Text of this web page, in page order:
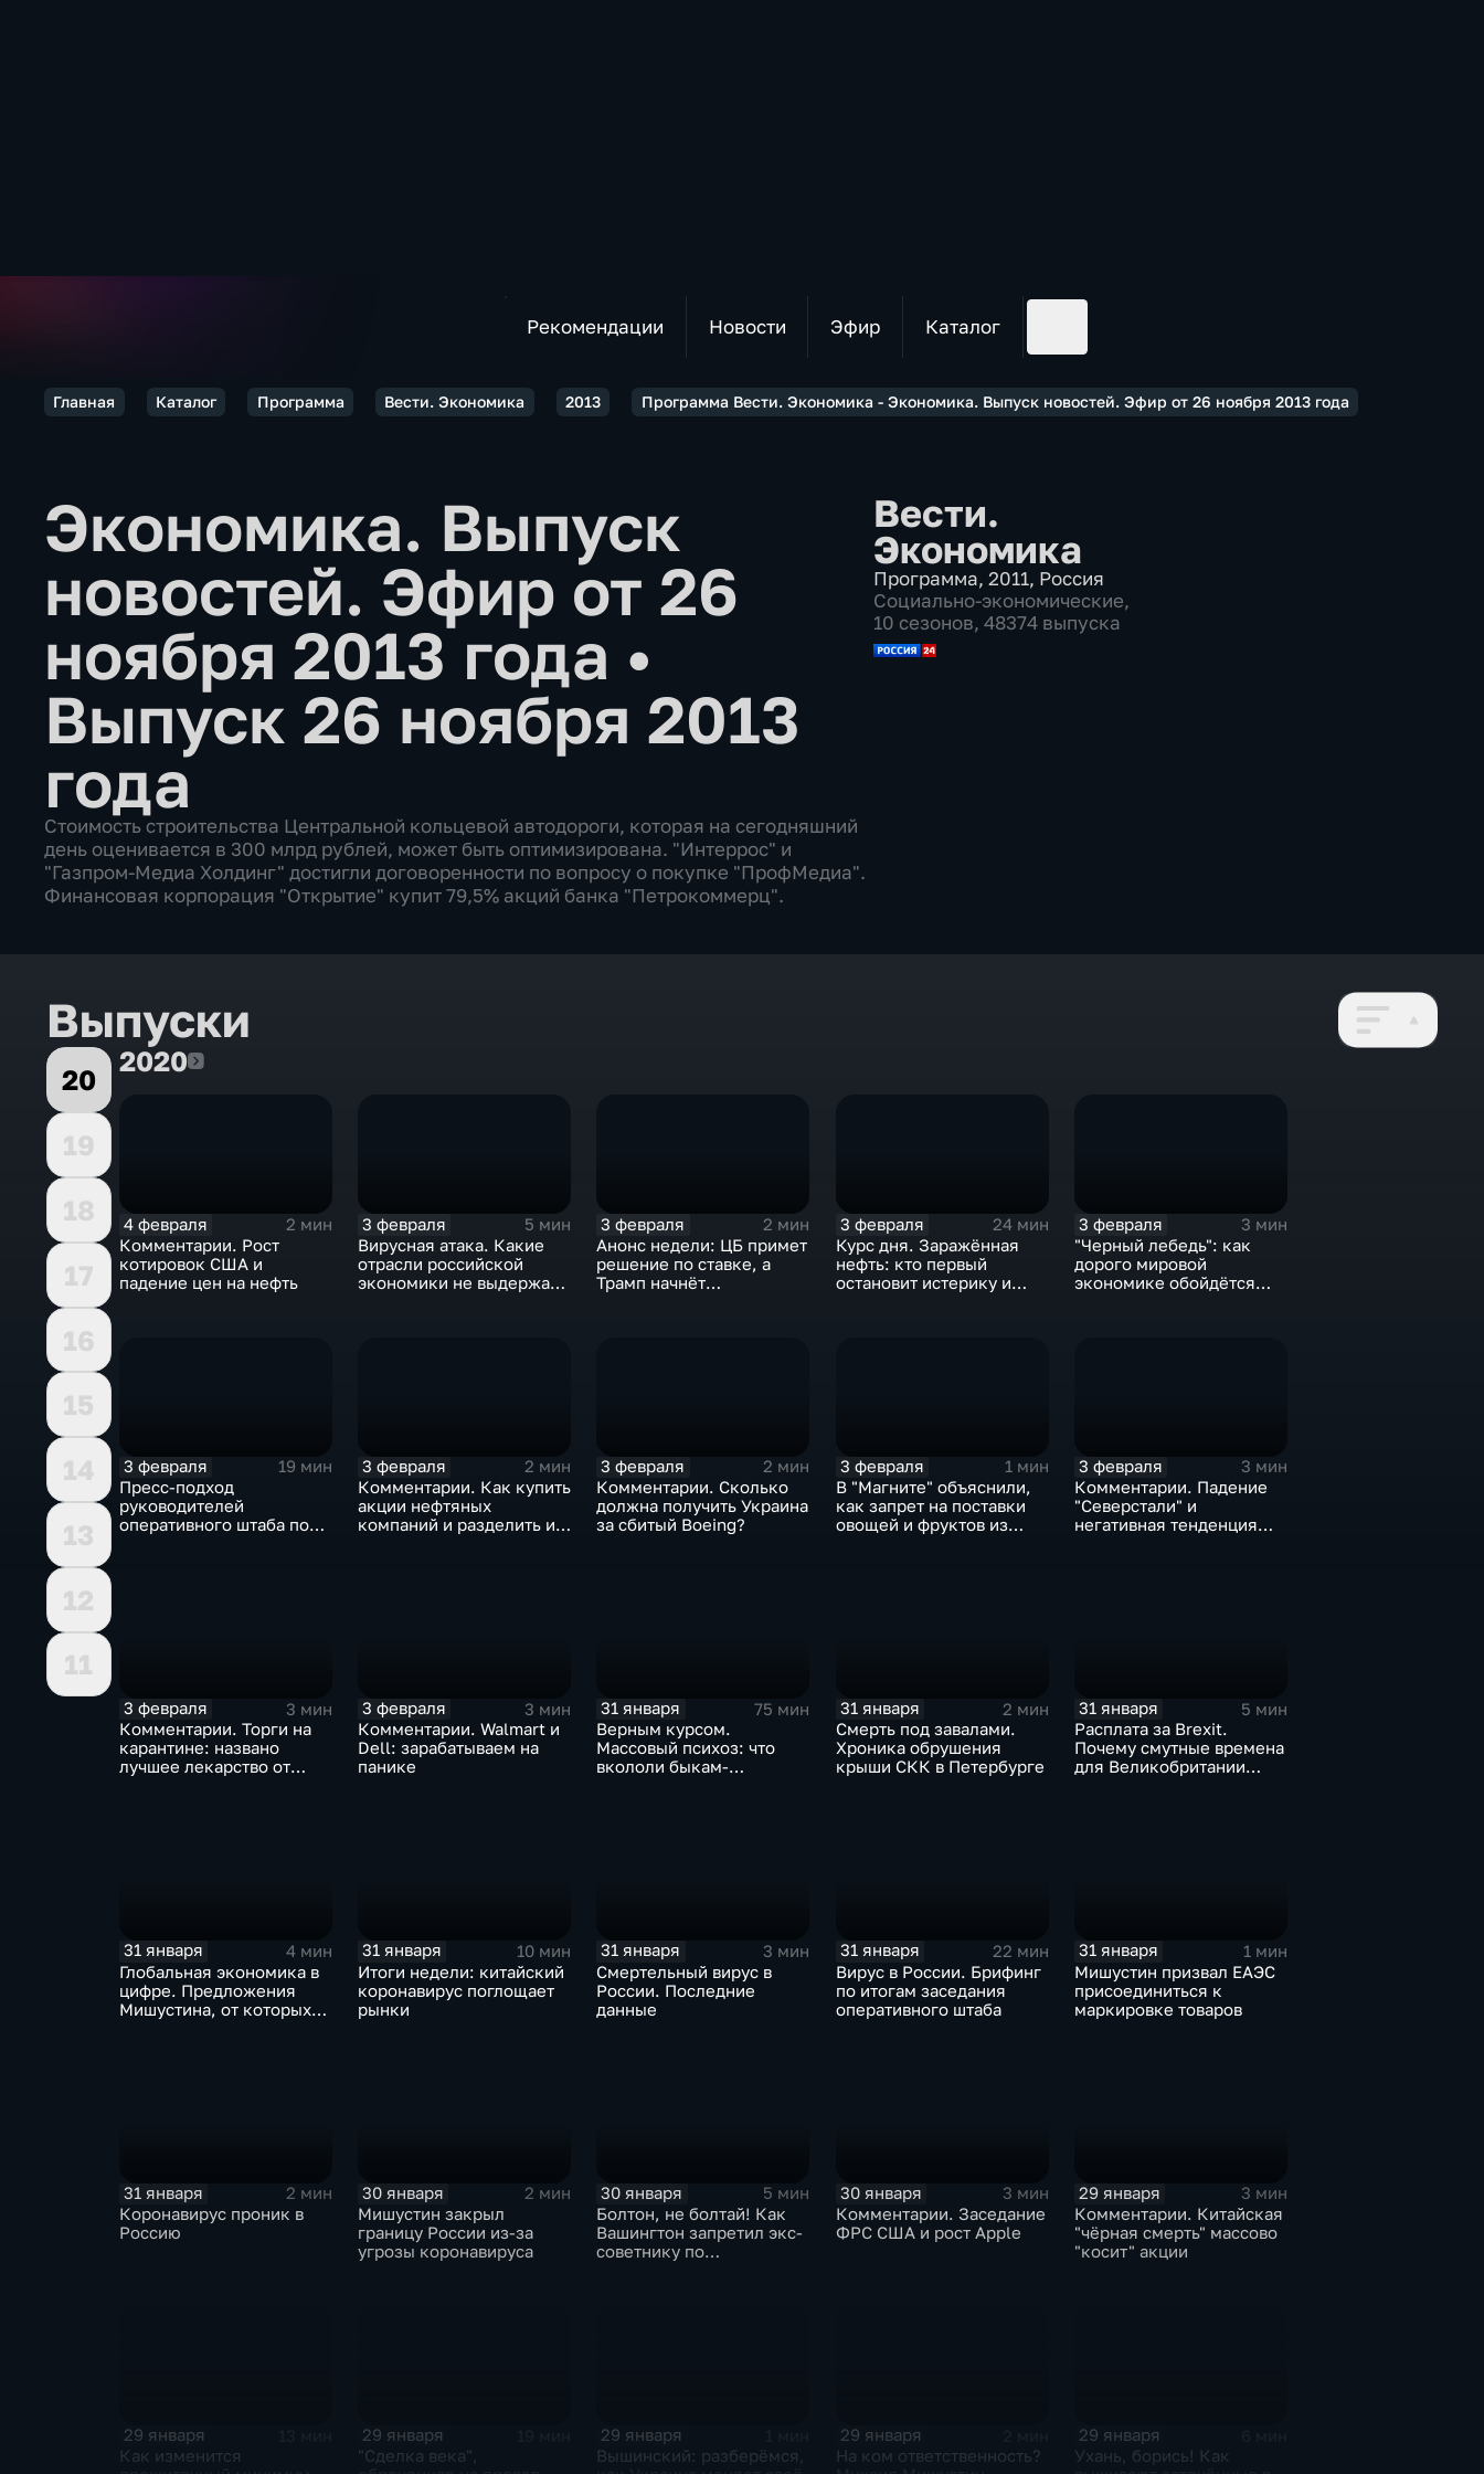
Рекомендации Новости Эфир Каталог
Главная Каталог Программа Вести. Экономика 2013 Программа Вести. Экономика - Экономика. Выпуск новостей. Эфир от 26 ноября 2013 года
Экономика. Выпуск
новостей. Эфир от 26
ноября 2013 года •
Выпуск 26 ноября 2013
года
Стоимость строительства Центральной кольцевой автодороги, которая на сегодняшний
день оценивается в 300 млрд рублей, может быть оптимизирована. "Интеррос" и
"Газпром-Медиа Холдинг" достигли договоренности по вопросу о покупке "ПрофМедиа".
Финансовая корпорация "Открытие" купит 79,5% акций банка "Петрокоммерц".
Вести.
Экономика
Программа, 2011, Россия
Социально-экономические,
10 сезонов, 48374 выпуска
Выпуски
20
19
18
17
16
15
14
13
12
11
20202020
4 февраля
2 мин
Комментарии. Рост
котировок США и
падение цен на нефть
3 февраля
5 мин
Вирусная атака. Какие
отрасли российской
экономики не выдержат
3 февраля
2 мин
Анонс недели: ЦБ примет
решение по ставке, а
Трамп начнёт
3 февраля
24 мин
Курс дня. Заражённая
нефть: кто первый
остановит истерику и
3 февраля
3 мин
"Черный лебедь": как
дорого мировой
экономике обойдётся
3 февраля
19 мин
Пресс-подход
руководителей
оперативного штаба по
3 февраля
2 мин
Комментарии. Как купить
акции нефтяных
компаний и разделить их
3 февраля
2 мин
Комментарии. Сколько
должна получить Украина
за сбитый Boeing?
3 февраля
1 мин
В "Магните" объяснили,
как запрет на поставки
овощей и фруктов из
3 февраля
3 мин
Комментарии. Падение
"Северстали" и
негативная тенденция
3 февраля
3 мин
Комментарии. Торги на
карантине: названо
лучшее лекарство от
3 февраля
3 мин
Комментарии. Walmart и
Dell: зарабатываем на
панике
31 января
75 мин
Верным курсом.
Массовый психоз: что
вкололи быкам-
31 января
2 мин
Смерть под завалами.
Хроника обрушения
крыши СКК в Петербурге
31 января
5 мин
Расплата за Brexit.
Почему смутные времена
для Великобритании
31 января
4 мин
Глобальная экономика в
цифре. Предложения
Мишустина, от которых
31 января
10 мин
Итоги недели: китайский
коронавирус поглощает
рынки
31 января
3 мин
Смертельный вирус в
России. Последние
данные
31 января
22 мин
Вирус в России. Брифинг
по итогам заседания
оперативного штаба
31 января
1 мин
Мишустин призвал ЕАЭС
присоединиться к
маркировке товаров
31 января
2 мин
Коронавирус проник в
Россию
30 января
2 мин
Мишустин закрыл
границу России из-за
угрозы коронавируса
30 января
5 мин
Болтон, не болтай! Как
Вашингтон запретил экс-
советнику по
30 января
3 мин
Комментарии. Заседание
ФРС США и рост Apple
29 января
3 мин
Комментарии. Китайская
"чёрная смерть" массово
"косит" акции
29 января
Как изменится
29 января
"Сделка века",
29 января
Вышинский: разберёмся,
29 января
На ком ответственность?
29 января
Ухань, борись! Как